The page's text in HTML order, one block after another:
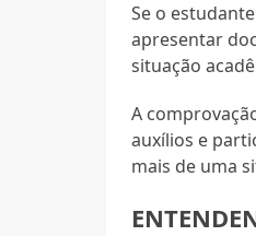
Se o
apresentar
situação
A
auxílios e
mais de uma